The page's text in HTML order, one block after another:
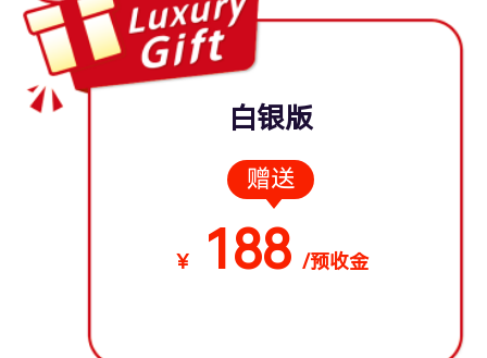
白银版
赠送
￥ 188 /预收金